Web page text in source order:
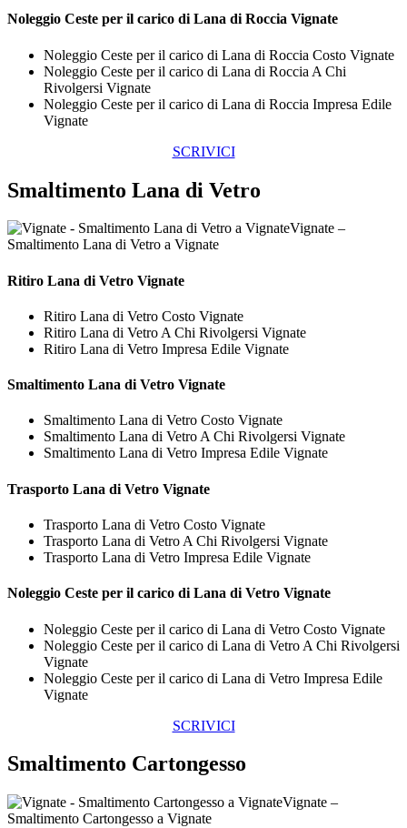
Noleggio Ceste per il carico di Lana di Roccia Vignate
Noleggio Ceste per il carico di Lana di Roccia Costo Vignate
Noleggio Ceste per il carico di Lana di Roccia A Chi
Rivolgersi Vignate
Noleggio Ceste per il carico di Lana di Roccia Impresa Edile
Vignate
SCRIVICI
Smaltimento Lana di Vetro
Vignate –
Smaltimento Lana di Vetro a Vignate
Ritiro Lana di Vetro Vignate
Ritiro Lana di Vetro Costo Vignate
Ritiro Lana di Vetro A Chi Rivolgersi Vignate
Ritiro Lana di Vetro Impresa Edile Vignate
Smaltimento Lana di Vetro Vignate
Smaltimento Lana di Vetro Costo Vignate
Smaltimento Lana di Vetro A Chi Rivolgersi Vignate
Smaltimento Lana di Vetro Impresa Edile Vignate
Trasporto Lana di Vetro Vignate
Trasporto Lana di Vetro Costo Vignate
Trasporto Lana di Vetro A Chi Rivolgersi Vignate
Trasporto Lana di Vetro Impresa Edile Vignate
Noleggio Ceste per il carico di Lana di Vetro Vignate
Noleggio Ceste per il carico di Lana di Vetro Costo Vignate
Noleggio Ceste per il carico di Lana di Vetro A Chi Rivolgersi
Vignate
Noleggio Ceste per il carico di Lana di Vetro Impresa Edile
Vignate
SCRIVICI
Smaltimento Cartongesso
Vignate –
Smaltimento Cartongesso a Vignate